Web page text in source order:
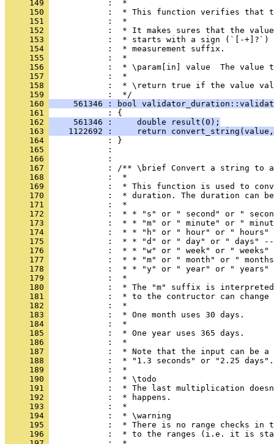
     149
            :  *
     150
:  * This function verifies that
     151
            :  *
     152
:  * It makes sures that the
     153
:  * starts with a sign (`[-
     154
            :  * measurement suffix.
     155
            :  *
     156
:  * \param[in] value  The value
     157
            :  *
     158
:  * \return true if the value
     159
            :  */
     160
561346 : bool
     161
            : {
     162
     561346 :     double result(0);
     163
1122692 :     return
     164
            : }
     165
            :
     166
            :
     167
: /** \brief Convert a string to
     168
            :  *
     169
:  * This function is used to
     170
:  * duration. The duration can
     171
            :  *
     172
:  * * "s" or " second" or "
     173
:  * * "m" or " minute" or "
     174
:  * * "h" or " hour" or "
     175
:  * * "d" or " day" or " days"
     176
:  * * "w" or " week" or "
     177
:  * * "m" or " month" or "
     178
:  * * "y" or " year" or "
     179
            :  *
     180
:  * The "m" suffix is
     181
:  * to the contructor can
     182
            :  *
     183
            :  * One month uses 30 days.
     184
            :  *
     185
            :  * One year uses 365 days.
     186
            :  *
     187
:  * Note that the input can be
     188
            :  * "1.3 seconds" or "2.25 days".
     189
            :  *
     190
            :  * \todo
     191
:  * The last multiplication
     192
            :  * happens.
     193
            :  *
     194
            :  * \warning
     195
:  * There is no range checks in
     196
:  * to the ranges (i.e. it is